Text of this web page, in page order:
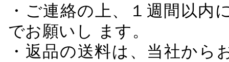
・ご連絡の上、１週間以
でお願いし ます。
・返品の送料は、当社か